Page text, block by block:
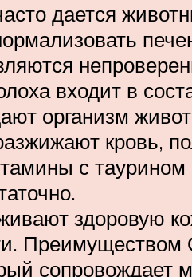
дается
входит в
организм
кровь,
с
здоровую
Преимуществом
сопровождает